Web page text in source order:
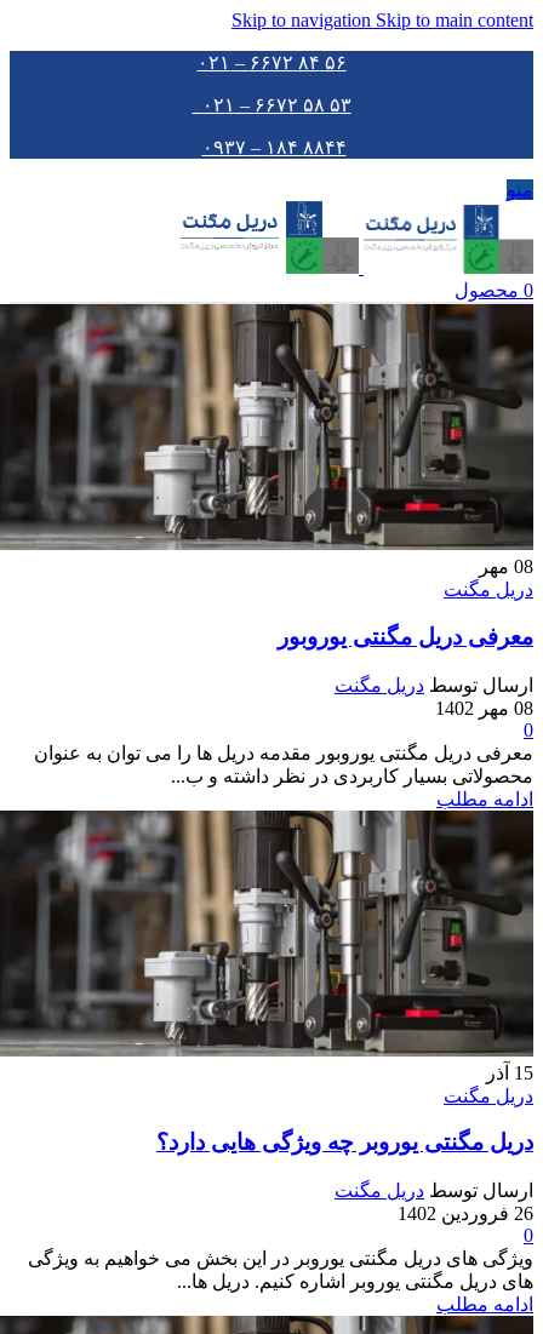
Skip to navigation Skip to main content
۵۶ ۸۴ ۶۶۷۲ – ۰۲۱
۵۳ ۵۸ ۶۶۷۲ – ۰۲۱
۸۸۴۴ ۱۸۴ – ۰۹۳۷
منو
0 محصول
08 مهر
دریل مگنت
معرفی دریل مگنتی یوروبور
ارسال توسط دریل مگنت
08 مهر 1402
0
معرفی دریل مگنتی یوروبور مقدمه دریل ها را می توان به عنوان
محصولاتی بسیار کاربردی در نظر داشته و ب...
ادامه مطلب
15 آذر
دریل مگنت
دریل مگنتی یوروبر چه ویژگی هایی دارد؟
ارسال توسط دریل مگنت
26 فروردین 1402
0
ویژگی های دریل مگنتی یوروبر در این بخش می خواهیم به ویژگی
های دریل مگنتی یوروبر اشاره کنیم. دریل ها...
ادامه مطلب